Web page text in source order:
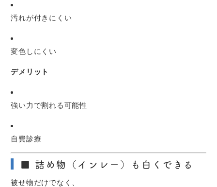
汚れが付きにくい
変色しにくい
デメリット
強い力で割れる可能性
自費診療
■ 詰め物（インレー）も白くできる
被せ物だけでなく、